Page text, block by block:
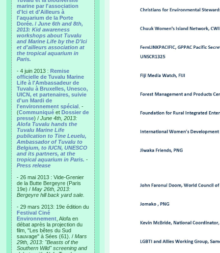
marine par l'association
d'Ici et d'Ailleurs à
l'aquarium de la Porte
Dorée. / June 6th and 8th,
2013: Kid awareness
workshops about Tuvalu
and Marine Life by the D'Ici
et d'ailleurs association at
the tropical aquarium in
Paris.
- 4 juin 2013 : Remise
officielle de Tuvalu Marine
Life à l'Ambassadeur de
Tuvalu à Bruxelles, Unesco,
UICN, et partenaires, suivie
d'un Mardi de
l'environnement spécial . -
(Communiqué et Dossier de
presse) / June 4th, 2013:
Alofa Tuvalu hands the
Tuvalu Marine Life
publication to Tine Leuelu,
Ambassador of Tuvalu to
Belgium, to IUCN, UNESCO
and its partners, at the
tropical aquarium in Paris. -
Press release
- 26 mai 2013 : Vide-Grenier
de la Butte Bergeyre (Paris
19e) / May 26th, 2013:
Bergeyre hill back yard sale.
- 29 mars 2013: 19e édition du
Festival Ciné
Environnement , Alofa en
débat après la projection du
film, "Les bêtes du Sud
sauvage" à Sées (61). / Mars
29th, 2013: "Beasts of the
Southern Wild" screening and